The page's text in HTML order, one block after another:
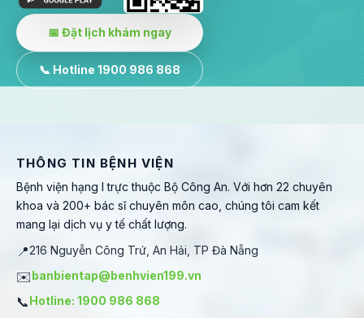
📅 Đặt lịch khám ngay
📞 Hotline 1900 986 868
THÔNG TIN BỆNH VIỆN
Bệnh viện hạng I trực thuộc Bộ Công An. Với hơn 22 chuyên
khoa và 200+ bác sĩ chuyên môn cao, chúng tôi cam kết
mang lại dịch vụ y tế chất lượng.
📍216 Nguyễn Công Trứ, An Hải, TP Đà Nẵng
✉️banbientap@benhvien199.vn
📞Hotline: 1900 986 868